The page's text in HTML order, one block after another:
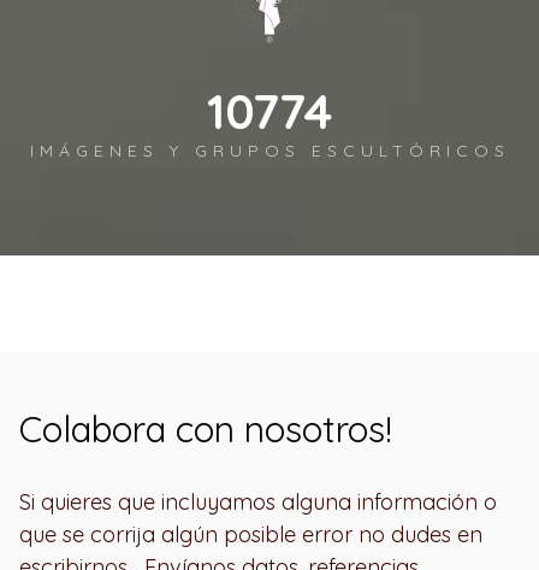
11972
IMÁGENES Y GRUPOS ESCULTÓRICOS
Colabora con nosotros!
Si quieres que incluyamos alguna información o
que se corrija algún posible error no dudes en